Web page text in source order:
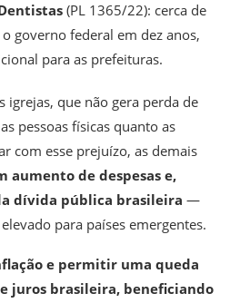
(PL 1365/22): cerca de
governo federal em dez anos,
para as prefeituras.
igrejas, que não gera perda de
pessoas físicas quanto as
com esse prejuízo, as demais
aumento de despesas e,
dívida pública brasileira —
para países emergentes.
e permitir uma queda
juros brasileira, beneficiando